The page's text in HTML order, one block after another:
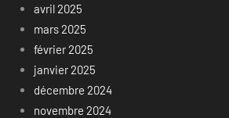
avril 2025
mars 2025
février 2025
janvier 2025
décembre 2024
novembre 2024